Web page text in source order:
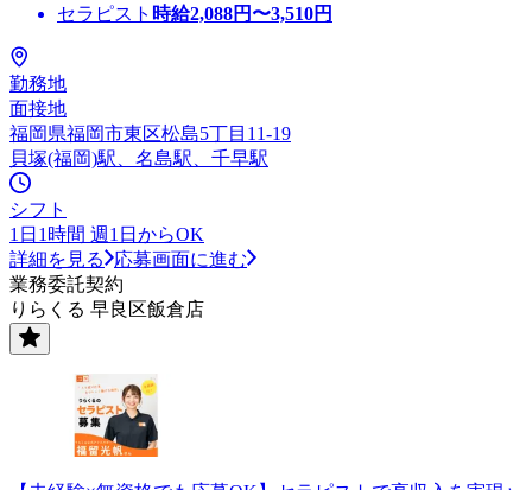
セラピスト 時給2,088円〜3,510円
勤務地
面接地
福岡県福岡市東区松島5丁目11-19
貝塚(福岡)駅、名島駅、千早駅
シフト
1日1時間 週1日からOK
詳細を見る
応募画面に進む
業務委託契約
りらくる 早良区飯倉店